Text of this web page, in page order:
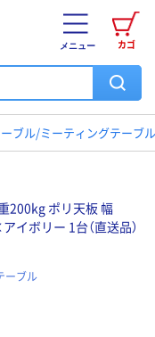
カゴ
メニュー
ブル/ミーティングテーブル
200kg ポリ天板 幅
ボリー 1台（直送品）
ーブル